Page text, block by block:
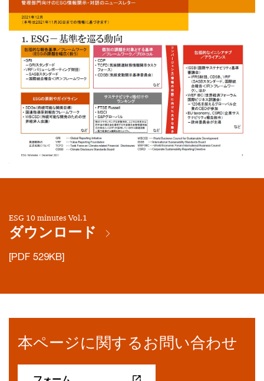
ESG 10 minutes Vol.1
ダウンロード
[PDF 529KB]
本ページに関するお問い合わせ
フォーム